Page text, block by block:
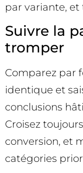
par variante, et
Suivre la
tromper
Comparez par
identique et
conclusions
Croisez
conversion, et
catégories